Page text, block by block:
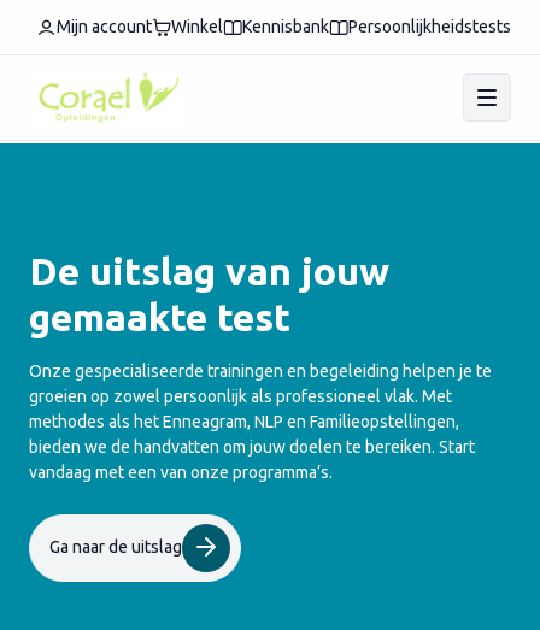
Mijn account Winkel Kennisbank Persoonlijkheidstests
De uitslag van jouw
gemaakte test
Onze gespecialiseerde trainingen en begeleiding helpen je te
groeien op zowel persoonlijk als professioneel vlak. Met
methodes als het Enneagram, NLP en Familieopstellingen,
bieden we de handvatten om jouw doelen te bereiken. Start
vandaag met een van onze programma’s.
Ga naar de uitslag